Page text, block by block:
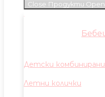
Close Продукти
Детски комбинирани
Летни колички